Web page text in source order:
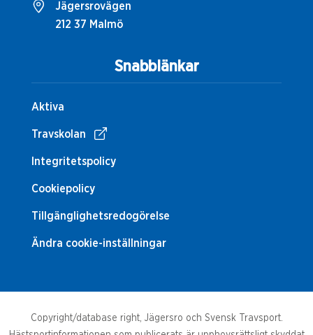
Snabblänkar
Aktiva
Travskolan
Integritetspolicy
Cookiepolicy
Tillgänglighetsredogörelse
Ändra cookie-inställningar
Jägersrovägen
212 37 Malmö
Copyright/database right, Jägersro och Svensk Travsport.